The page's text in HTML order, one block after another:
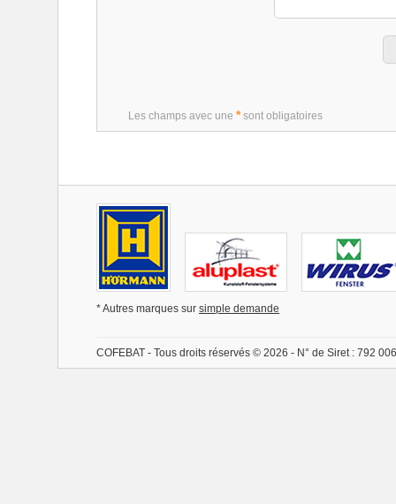
Les champs avec une *sont obligatoires
* Autres marques sur simple demande
COFEBAT - Tous droits réservés © 2026 - N° de Siret : 792